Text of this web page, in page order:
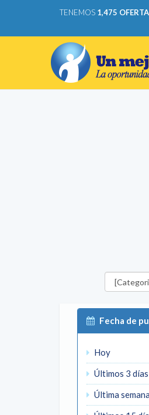
TENEMOS 1,475
Categorías
Fecha de
Hoy
Últimos 3 días
Última semana